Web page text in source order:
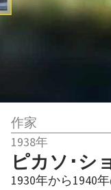
作家
1938年
ピカソ･シ
1930年から1940